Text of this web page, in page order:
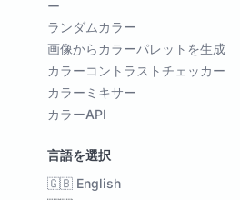
ー
ランダムカラー
画像からカラーパレットを生成
カラーコントラストチェッカー
カラーミキサー
カラーAPI
言語を選択
🇬🇧 English